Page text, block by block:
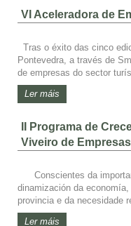
VI Aceleradora de
Tras o éxito das cinco
Pontevedra, a través de
de empresas do sector
Ler máis
II Programa de
Viveiro de
Conscientes da
dinamización da
provincia e da necesidade
Ler máis